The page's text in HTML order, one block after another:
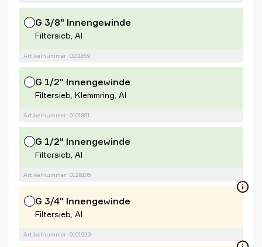
G 3/8" Innengewinde
Filtersieb, Al
Artikelnummer: 0101859
G 1/2" Innengewinde
Filtersieb, Klemmring, Al
Artikelnummer: 0101861
G 1/2" Innengewinde
Filtersieb, Al
Artikelnummer: 0128105
G 3/4" Innengewinde
Filtersieb, Al
Artikelnummer: 0101929